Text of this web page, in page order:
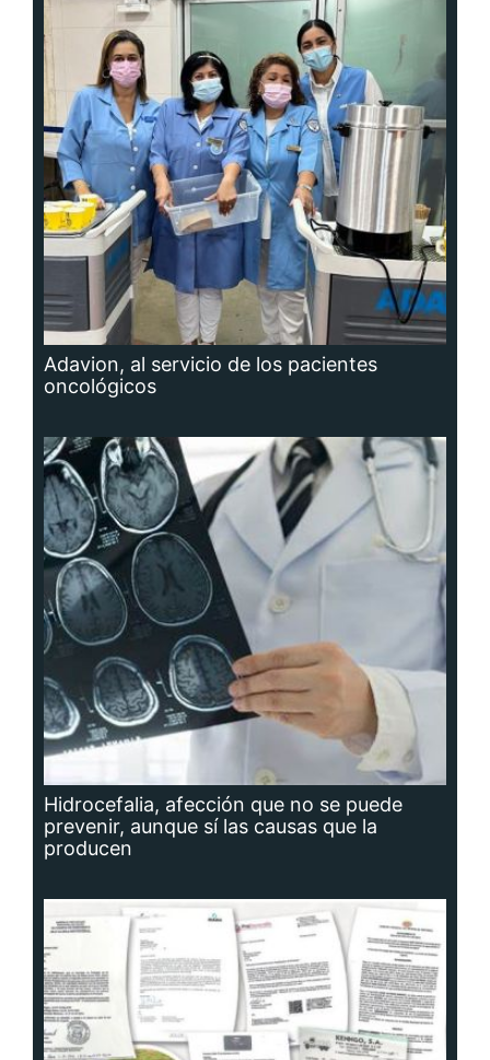
Adavion, al servicio de los pacientes
oncológicos
Hidrocefalia, afección que no se puede
prevenir, aunque sí las causas que la
producen